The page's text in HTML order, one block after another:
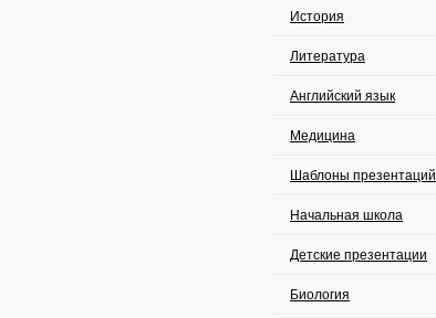
История
Литература
Английский язык
Медицина
Шаблоны презентаций
Начальная школа
Детские презентации
Биология